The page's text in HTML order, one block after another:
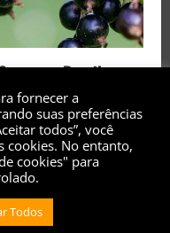
rara no Brasil
os direitos
fornecer a
suas preferências
todos”, você
cookies. No entanto,
cookies" para
Todos